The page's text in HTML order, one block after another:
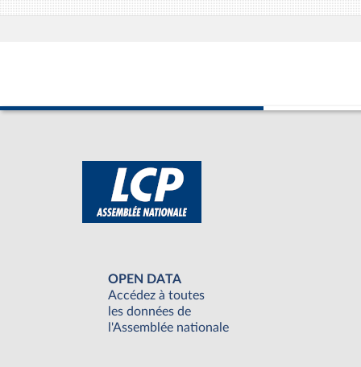
OPEN DATA
Accédez à toutes
les données de
l'Assemblée nationale